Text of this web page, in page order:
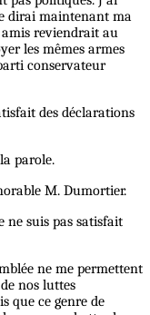
dirai maintenant ma
reviendrait au
les mêmes armes
conservateur
des déclarations
parole.
M. Dumortier.
ne suis pas satisfait
ne me permettent
nos luttes
que ce genre de